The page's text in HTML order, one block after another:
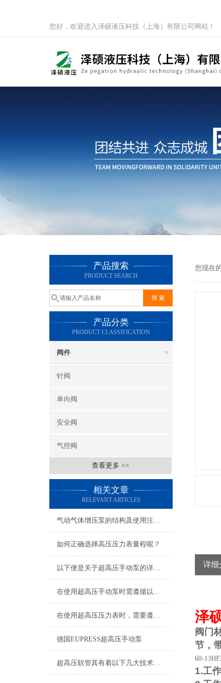
您好，欢迎进入泽硕液压科技（上海）有限公司网站！
产品搜索
PRODUCT SEARCH
产品分类
PRODUCT CLASSIFICATION
阀件
针阀
单向阀
安全阀
气控阀
查看更多 >>
相关文章
RELEVANT ARTICLES
气动气体增压泵的结构及使用注意事项
如何正确选择高压压力表量程呢？
以下便是关于超高压手动泵的详细说明
在使用超高压手动泵时需遵循以下事项
在使用超高压压力表时，需要遵守以下注意事项
德国EUPRESS超高压手动泵
超高压软管其有着以下几大技术特点
您现在
详细
泽
阀门
节，
60-
1.工